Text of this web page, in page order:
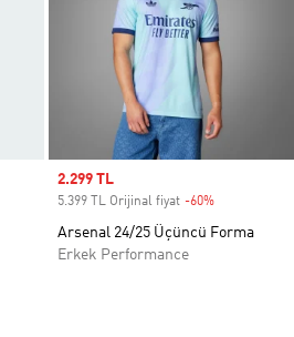
Sale price
2.299 TL
5.399 TL Orijinal fiyat -60%
Arsenal 24/25 Üçüncü Forma
Erkek Performance